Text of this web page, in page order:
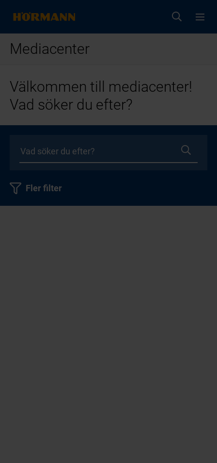
Mediacenter
Välkommen till mediacenter!
Vad söker du efter?
Fler filter